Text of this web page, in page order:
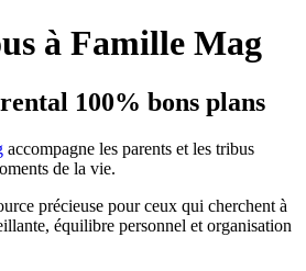
à Famille Mag
100% bons plans
accompagne les parents et les tribus
de la vie.
précieuse pour ceux qui cherchent à
équilibre personnel et organisation